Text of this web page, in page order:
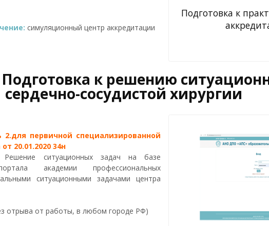
симуляционный центр аккредитации
Подготовка к
Подготовка к решению
сердечно-сосудистой хирургии
первичной специализированной
20.01.2020 34н
Решение ситуационных задач на базе
портала академии профессиональных
ситуационными задачами центра
отрыва от работы, в любом городе РФ)